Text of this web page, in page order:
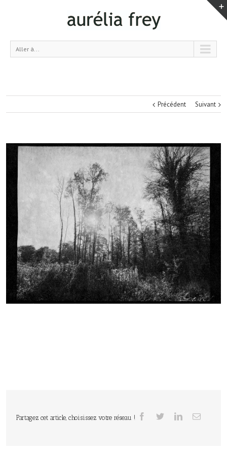
Aller à...
Précédent Suivant
Partagez cet article, choisissez votre réseau !